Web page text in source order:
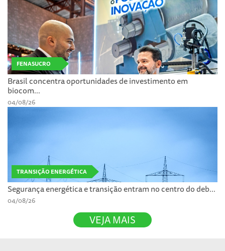
FENASUCRO
Brasil concentra oportunidades de investimento em
biocom...
04/08/26
TRANSIÇÃO ENERGÉTICA
Segurança energética e transição entram no centro do deb...
04/08/26
VEJA MAIS